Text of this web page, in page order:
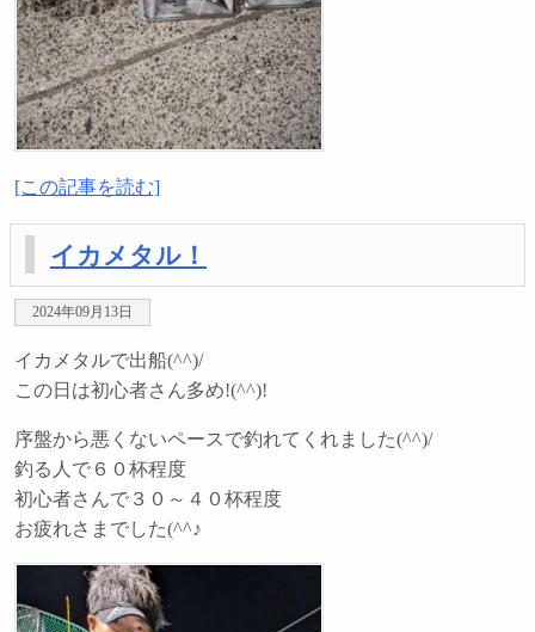
[この記事を読む]
イカメタル！
2024年09月13日
イカメタルで出船(^^)/
この日は初心者さん多め!(^^)!
序盤から悪くないペースで釣れてくれました(^^)/
釣る人で６０杯程度
初心者さんで３０～４０杯程度
お疲れさまでした(^^♪